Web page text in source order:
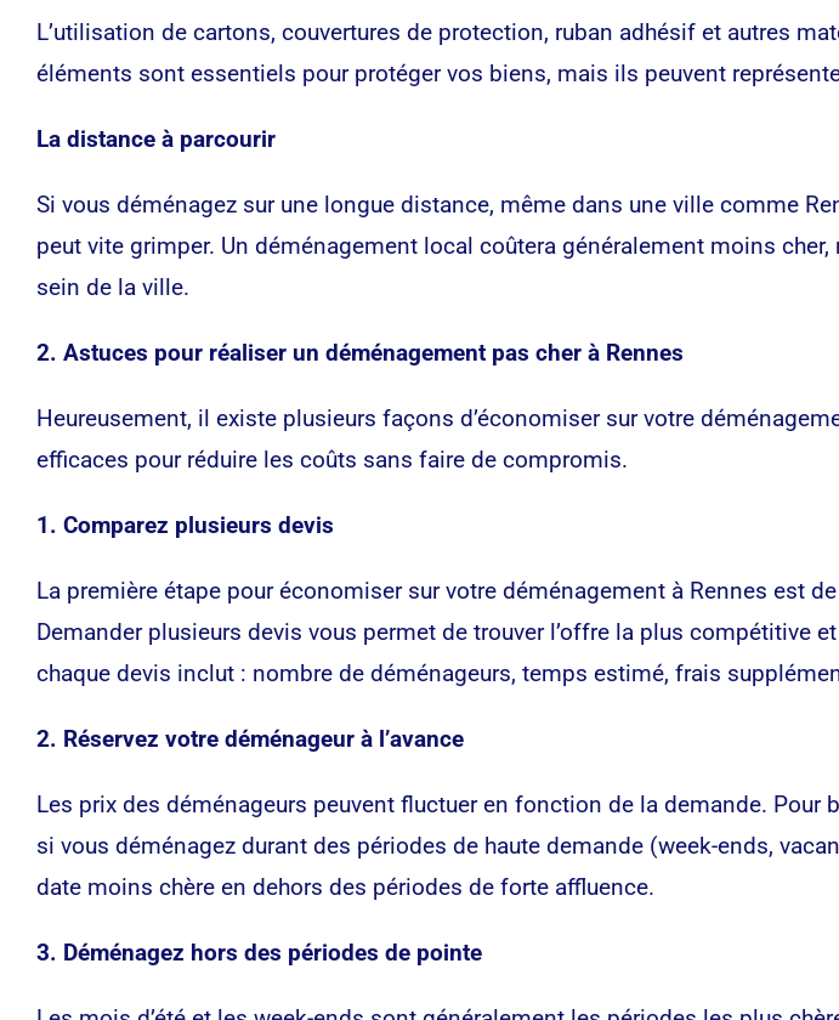
L’utilisation de cartons, couvertures de protection, ruban adhésif et autres
éléments sont essentiels pour protéger vos biens, mais ils peuvent
La distance à parcourir
Si vous déménagez sur une longue distance, même dans une ville comme
peut vite grimper. Un déménagement local coûtera généralement moins
sein de la ville.
2. Astuces pour réaliser un déménagement pas cher à Rennes
Heureusement, il existe plusieurs façons d’économiser sur votre
efficaces pour réduire les coûts sans faire de compromis.
1. Comparez plusieurs devis
La première étape pour économiser sur votre déménagement à Rennes est
Demander plusieurs devis vous permet de trouver l’offre la plus compétitive
chaque devis inclut : nombre de déménageurs, temps estimé, frais
2. Réservez votre déménageur à l’avance
Les prix des déménageurs peuvent fluctuer en fonction de la demande. Pour
si vous déménagez durant des périodes de haute demande (week-ends,
date moins chère en dehors des périodes de forte affluence.
3. Déménagez hors des périodes de pointe